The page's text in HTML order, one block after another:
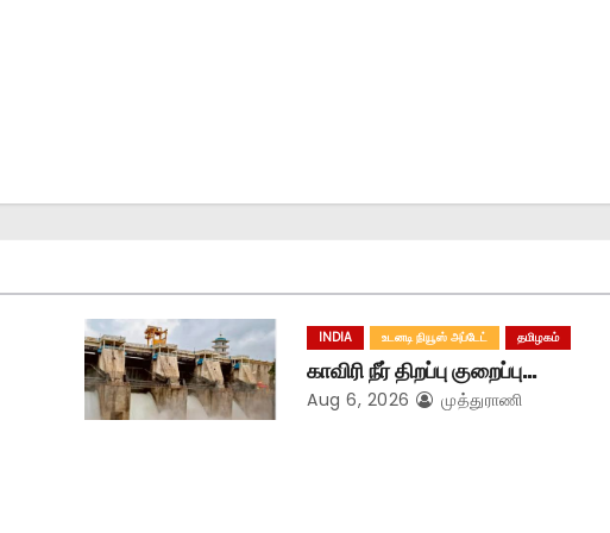
INDIA உடனடி நியூஸ் அப்டேட் தமிழகம்
காவிரி நீர் திறப்பு குறைப்பு…
Aug 6, 2026 முத்துராணி